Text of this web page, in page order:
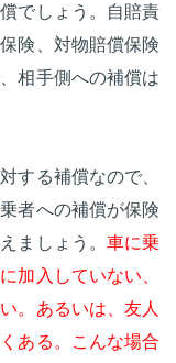
でしょう。自賠責
険、対物賠償保険
相手側への補償は
する補償なので、
者への補償が保険
ましょう。 車に乗
加入していない、
。あるいは、友人
ある。こんな場合